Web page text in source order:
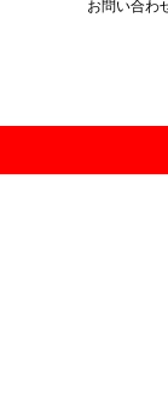
お問い合わ